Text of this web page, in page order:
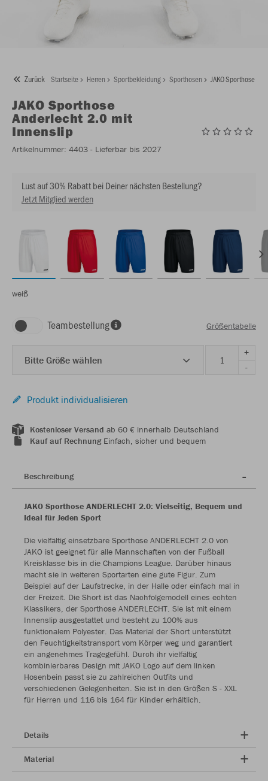
Zurück Startseite Herren Sportbekleidung Sporthosen JAKO Sporthose
JAKO Sporthose
Anderlecht 2.0 mit
Innenslip
Artikelnummer: 4403 - Lieferbar bis 2027
Lust auf 30% Rabatt bei Deiner nächsten Bestellung?
Jetzt Mitglied werden
weiß
Teambestellung Größentabelle
Bitte Größe wählen
+
-
Produkt individualisieren
Kostenloser Versand ab 60 € innerhalb Deutschland
Kauf auf RechnungEinfach, sicher und bequem
Beschreibung
JAKO Sporthose ANDERLECHT 2.0: Vielseitig, Bequem und
Ideal für Jeden Sport
Die vielfältig einsetzbare Sporthose ANDERLECHT 2.0 von
JAKO ist geeignet für alle Mannschaften von der Fußball
Kreisklasse bis in die Champions League. Darüber hinaus
macht sie in weiteren Sportarten eine gute Figur. Zum
Beispiel auf der Laufstrecke, in der Halle oder einfach mal in
der Freizeit. Die Short ist das Nachfolgemodell eines echten
Klassikers, der Sporthose ANDERLECHT. Sie ist mit einem
Innenslip ausgestattet und besteht zu 100% aus
funktionalem Polyester. Das Material der Short unterstützt
den Feuchtigkeitstransport vom Körper weg und garantiert
ein angenehmes Tragegefühl. Durch ihr vielfältig
kombinierbares Design mit JAKO Logo auf dem linken
Hosenbein passt sie zu zahlreichen Outfits und
verschiedenen Gelegenheiten. Sie ist in den Größen S - XXL
für Herren und 116 bis 164 für Kinder erhältlich.
Details
Material